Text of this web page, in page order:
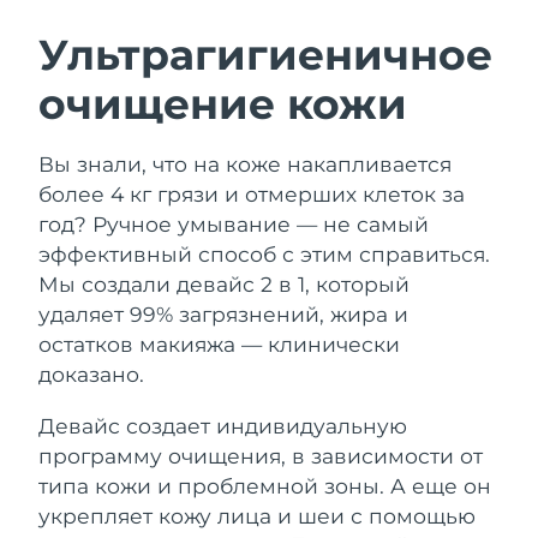
Ультрагигиеничное
очищение кожи
Вы знали, что на коже накапливается
более 4 кг грязи и отмерших клеток за
год? Ручное умывание — не самый
эффективный способ с этим справиться.
Мы создали девайс 2 в 1, который
удаляет 99% загрязнений, жира и
остатков макияжа — клинически
доказано.
Девайс создает индивидуальную
программу очищения, в зависимости от
типа кожи и проблемной зоны. А еще он
укрепляет кожу лица и шеи с помощью
LUNA™ 4 набор
Anti-aging massage
LUNA™ 4 Plus
Massage, LED heating
LUNA™ 4 Men
For men, anti-aging massage
BEAR™ 2 набор
Microcurrent toning
BEAR™ 2 go
Microcurrent toning on-the-go
BEAR™ 2 eyes & lips
Microcurrent line smoothing device
Увлажнение
UFO™ 3 набор
UFO™ 3 LED
Near-infrared and red light therapy
device
Забота о полости рта
issa™ 4
issa™ 4 plus
Smart hybrid silicone sonic toothbrush
FAQ™ АНТИВОЗРАСТНОЙ УХОД
Омоложение LED-процедуры
Австралия
Ожидаемая дата доставки
Австрия
Ожидаемая дата доставки
8/8/26
Бахрейн
9/8/26
Бельгия
Ожидаемая дата доставки
Босния и
Герцеговина
Ожидаемая дата доставки
11/8/26